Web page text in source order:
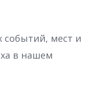
событий, мест и
в нашем